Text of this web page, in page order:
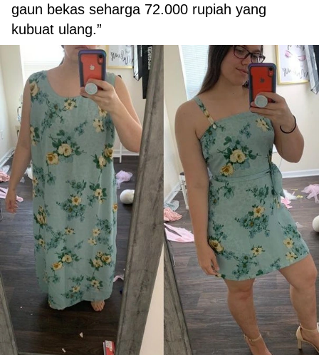
gaun bekas seharga 72.000 rupiah yang
kubuat ulang.”